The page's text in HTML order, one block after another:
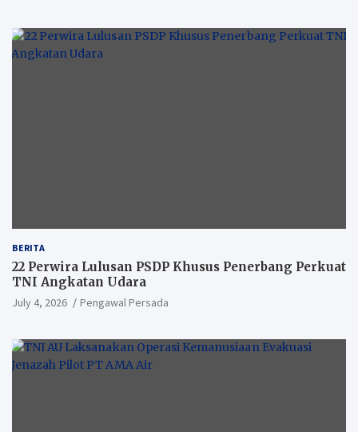
BERITA
22 Perwira Lulusan PSDP Khusus Penerbang Perkuat
TNI Angkatan Udara
July 4, 2026 Pengawal Persada